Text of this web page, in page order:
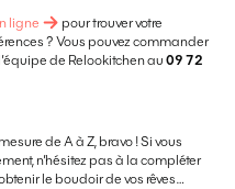
ligne
pour trouver votre
? Vous pouvez commander
de Relookitchen au 09 72
de A à Z, bravo ! Si vous
n’hésitez pas à la compléter
le boudoir de vos rêves…